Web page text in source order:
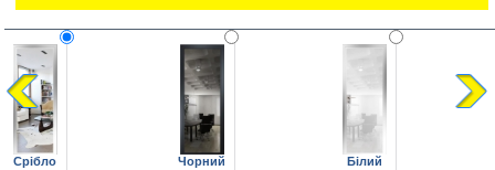
Срібло Чорний Білий